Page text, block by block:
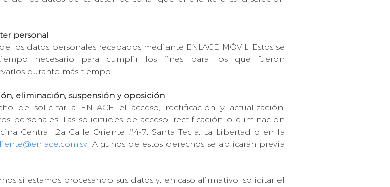
personal
los datos personales recabados mediante ENLACE MÓVIL. Estos se
necesario para cumplir los fines para los que fueron
durante más tiempo.
eliminación, suspensión y oposición
de solicitar a ENLACE el acceso, rectificación y actualización,
personales. Las solicitudes de acceso, rectificación o eliminación
Central, 2a Calle Oriente #4-7, Santa Tecla, La Libertad o en la
Algunos de estos derechos se aplicarán previa
si estamos procesando sus datos y, en caso afirmativo, solicitar el